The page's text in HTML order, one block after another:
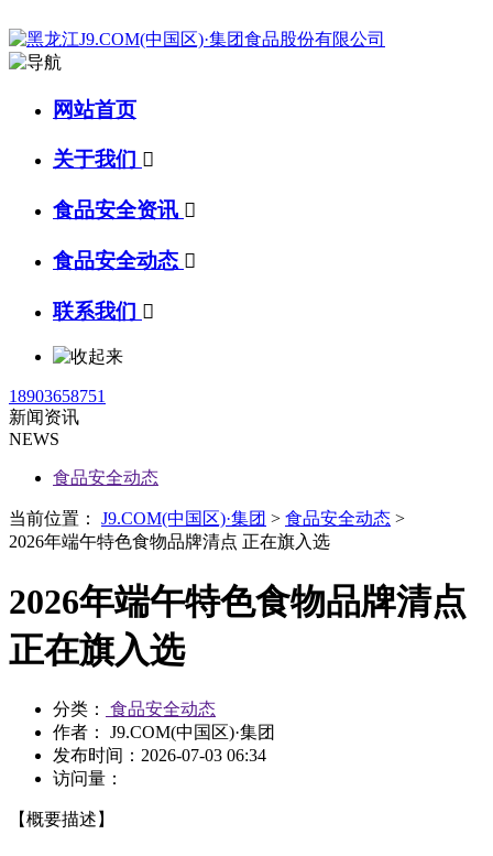
网站首页
关于我们 
食品安全资讯 
食品安全动态 
联系我们 
18903658751
新闻资讯
NEWS
食品安全动态
当前位置： J9.COM(中国区)·集团 > 食品安全动态 >
2026年端午特色食物品牌清点 正在旗入选
2026年端午特色食物品牌清点
正在旗入选
分类：
食品安全动态
作者： J9.COM(中国区)·集团
发布时间： 2026-07-03 06:34
访问量：
【概要描述】